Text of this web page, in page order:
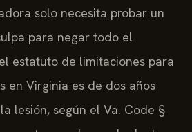
solo necesita probar un
para negar todo el
estatuto de limitaciones para
en Virginia es de dos años
lesión, según el Va. Code §